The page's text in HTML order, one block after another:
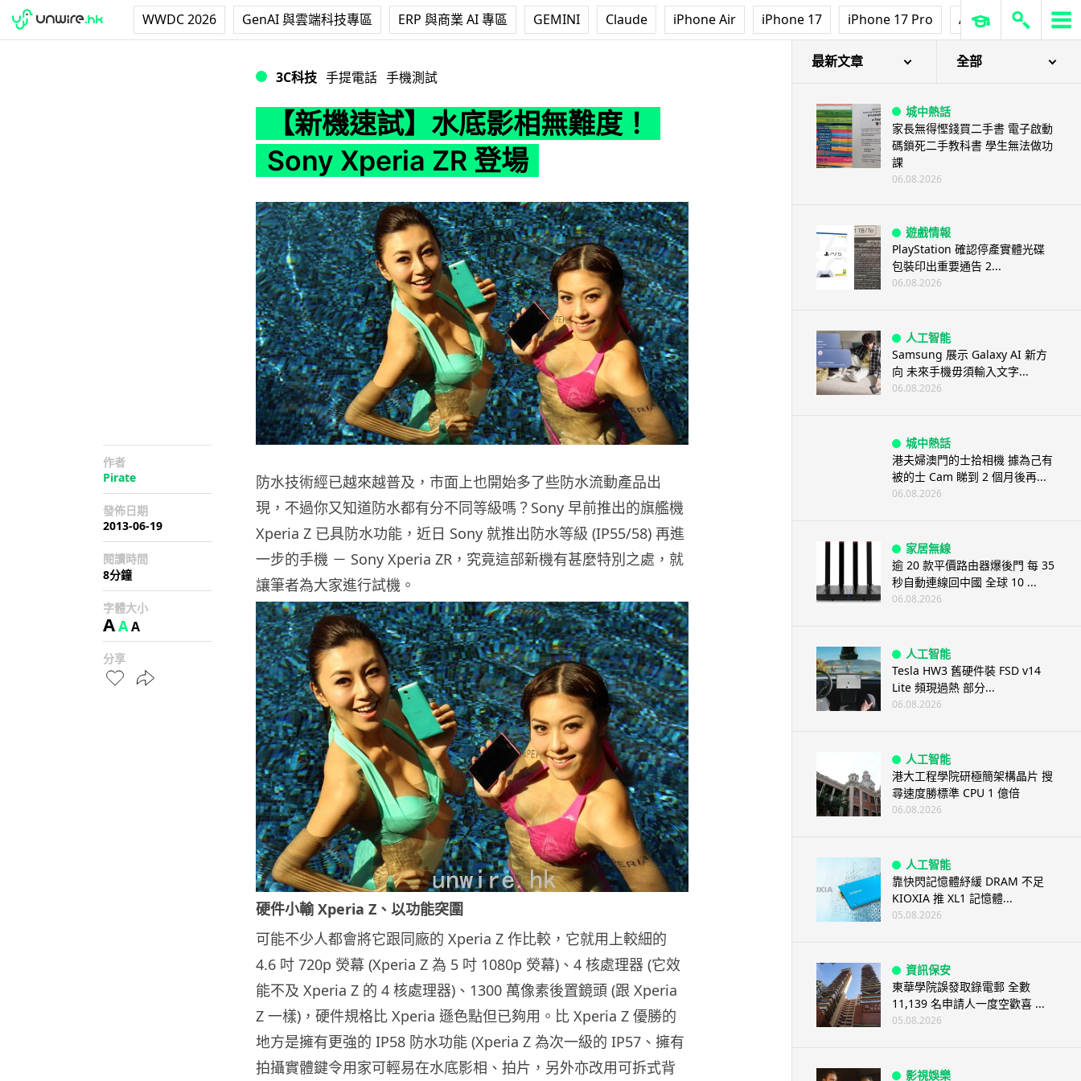
WWDC 2026 GenAI 與雲端科技專區 ERP 與商業 AI 專區 GEMINI Claude iPhone Air iPhone 17 iPhone 17 Pro AirPods Pro 3
3C科技 手提電話 手機測試
【新機速試】水底影相無難度！
Sony Xperia ZR 登場
作者
Pirate
發佈日期
2013-06-19
閱讀時間
8分鐘
字體大小
AAA
分享
防水技術經已越來越普及，市面上也開始多了些防水流動產品出
現，不過你又知道防水都有分不同等級嗎？Sony 早前推出的旗艦機
Xperia Z 已具防水功能，近日 Sony 就推出防水等級 (IP55/58) 再進
一步的手機 － Sony Xperia ZR，究竟這部新機有甚麼特別之處，就
讓筆者為大家進行試機。
硬件小輸 Xperia Z、以功能突圍
可能不少人都會將它跟同廠的 Xperia Z 作比較，它就用上較細的
4.6 吋 720p 熒幕 (Xperia Z 為 5 吋 1080p 熒幕)、4 核處理器 (它效
能不及 Xperia Z 的 4 核處理器)、1300 萬像素後置鏡頭 (跟 Xperia
Z 一樣)，硬件規格比 Xperia 遜色點但已夠用。比 Xperia Z 優勝的
地方是擁有更強的 IP58 防水功能 (Xperia Z 為次一級的 IP57、擁有
拍攝實體鍵令用家可輕易在水底影相、拍片，另外亦改用可拆式背
最新文章 全部
城中熱話
家長無得慳錢買二手書 電子啟動
碼鎖死二手教科書 學生無法做功
課
06.08.2026
遊戲情報
PlayStation 確認停產實體光碟
包裝印出重要通告 2...
06.08.2026
人工智能
Samsung 展示 Galaxy AI 新方
向 未來手機毋須輸入文字...
06.08.2026
城中熱話
港夫婦澳門的士拾相機 據為己有
被的士 Cam 睇到 2 個月後再...
06.08.2026
家居無線
逾 20 款平價路由器爆後門 每 35
秒自動連線回中國 全球 10 ...
06.08.2026
人工智能
Tesla HW3 舊硬件裝 FSD v14
Lite 頻現過熱 部分...
06.08.2026
人工智能
港大工程學院研極簡架構晶片 搜
尋速度勝標準 CPU 1 億倍
06.08.2026
人工智能
靠快閃記憶體紓緩 DRAM 不足
KIOXIA 推 XL1 記憶體...
05.08.2026
資訊保安
東華學院誤發取錄電郵 全數
11,139 名申請人一度空歡喜 ...
05.08.2026
影視娛樂